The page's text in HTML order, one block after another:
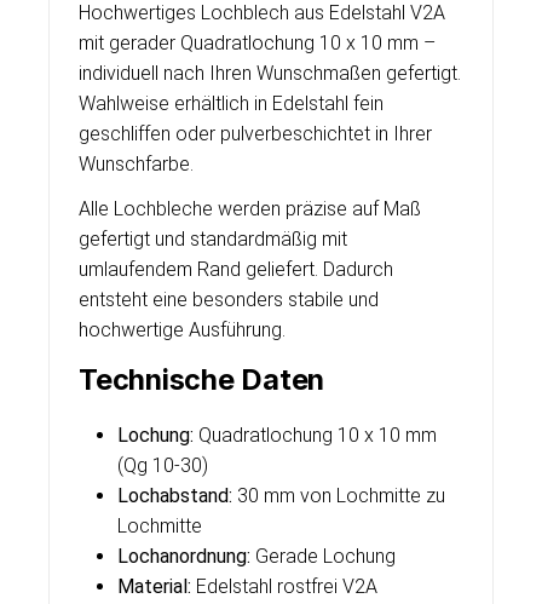
Hochwertiges Lochblech aus Edelstahl V2A
mit gerader Quadratlochung 10 x 10 mm –
individuell nach Ihren Wunschmaßen gefertigt.
Wahlweise erhältlich in Edelstahl fein
geschliffen oder pulverbeschichtet in Ihrer
Wunschfarbe.
Alle Lochbleche werden präzise auf Maß
gefertigt und standardmäßig mit
umlaufendem Rand geliefert. Dadurch
entsteht eine besonders stabile und
hochwertige Ausführung.
Technische Daten
Lochung: Quadratlochung 10 x 10 mm
(Qg 10-30)
Lochabstand: 30 mm von Lochmitte zu
Lochmitte
Lochanordnung: Gerade Lochung
Material: Edelstahl rostfrei V2A